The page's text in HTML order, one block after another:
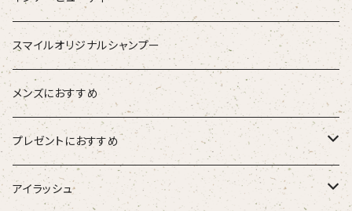
ストレートアイロン
ブラシ
スタイリング剤
ETORAS エトラス
hairU ハイル
nine
スキャルプブラシ
青粒
海活潤
エステプロラボ
スマイルオリジナルシャンプー
メンズにおすすめ
プレゼントにおすすめ
大人女性
アイラッシュ